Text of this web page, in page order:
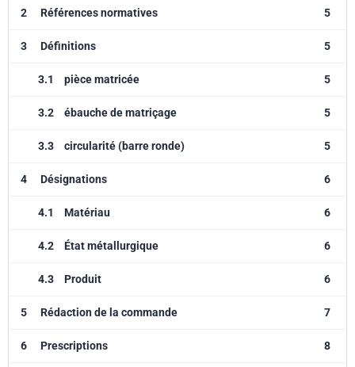
2 Références normatives 5
3 Définitions 5
3.1 pièce matricée 5
3.2 ébauche de matriçage 5
3.3 circularité (barre ronde) 5
4 Désignations 6
4.1 Matériau 6
4.2 État métallurgique 6
4.3 Produit 6
5 Rédaction de la commande 7
6 Prescriptions 8